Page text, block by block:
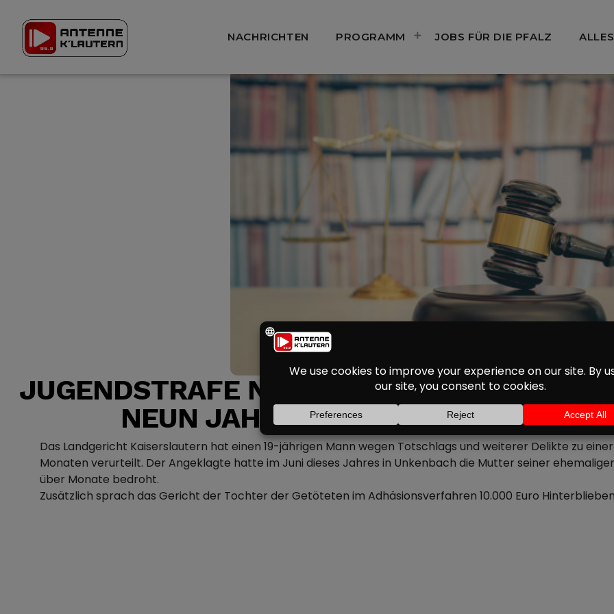
NACHRICHTEN PROGRAMM JOBS FÜR DIE PFALZ
JUGENDSTRAFE NACH TÖTUNG IN
NEUN JAHREN UND SECHS
Das Landgericht Kaiserslautern hat einen 19-jährigen Mann wegen Totschlags und weiterer Delikte zu
Monaten verurteilt. Der Angeklagte hatte im Juni dieses Jahres in Unkenbach die Mutter seiner
über Monate bedroht.
Zusätzlich sprach das Gericht der Tochter der Getöteten im Adhäsionsverfahren 10.000 Euro